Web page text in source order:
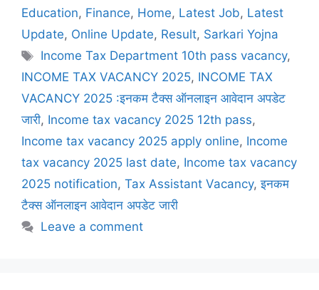
Education, Finance, Home, Latest Job, Latest
Update, Online Update, Result, Sarkari Yojna
Income Tax Department 10th pass vacancy,
INCOME TAX VACANCY 2025, INCOME TAX
VACANCY 2025 :इनकम टैक्स ऑनलाइन आवेदान अपडेट
जारी, Income tax vacancy 2025 12th pass,
Income tax vacancy 2025 apply online, Income
tax vacancy 2025 last date, Income tax vacancy
2025 notification, Tax Assistant Vacancy,इनकम
टैक्स ऑनलाइन आवेदान अपडेट जारी
Leave a comment